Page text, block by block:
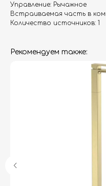
Управление: Рычажное
Встраиваемая часть в
Количество источников: 1
Рекомендуем также:
+7 (495) 782-78-74